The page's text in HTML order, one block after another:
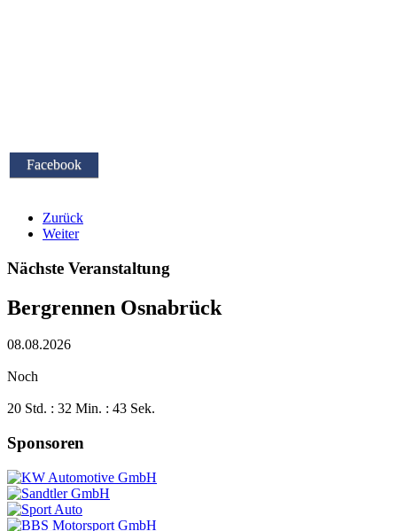
Facebook
Zurück
Weiter
Nächste Veranstaltung
Bergrennen Osnabrück
08.08.2026
Noch
20 Std. : 32 Min. : 43 Sek.
Sponsoren